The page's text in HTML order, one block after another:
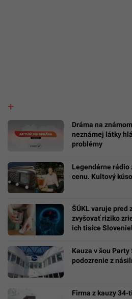
Dráma na
neznámej látky
problémy
Legendárne rádio
cenu. Kultový
ŠÚKL varuje pred
zvyšovať riziko
ich tisíce
Kauza v šou
podozrenie z
Firma z kauzy 34-